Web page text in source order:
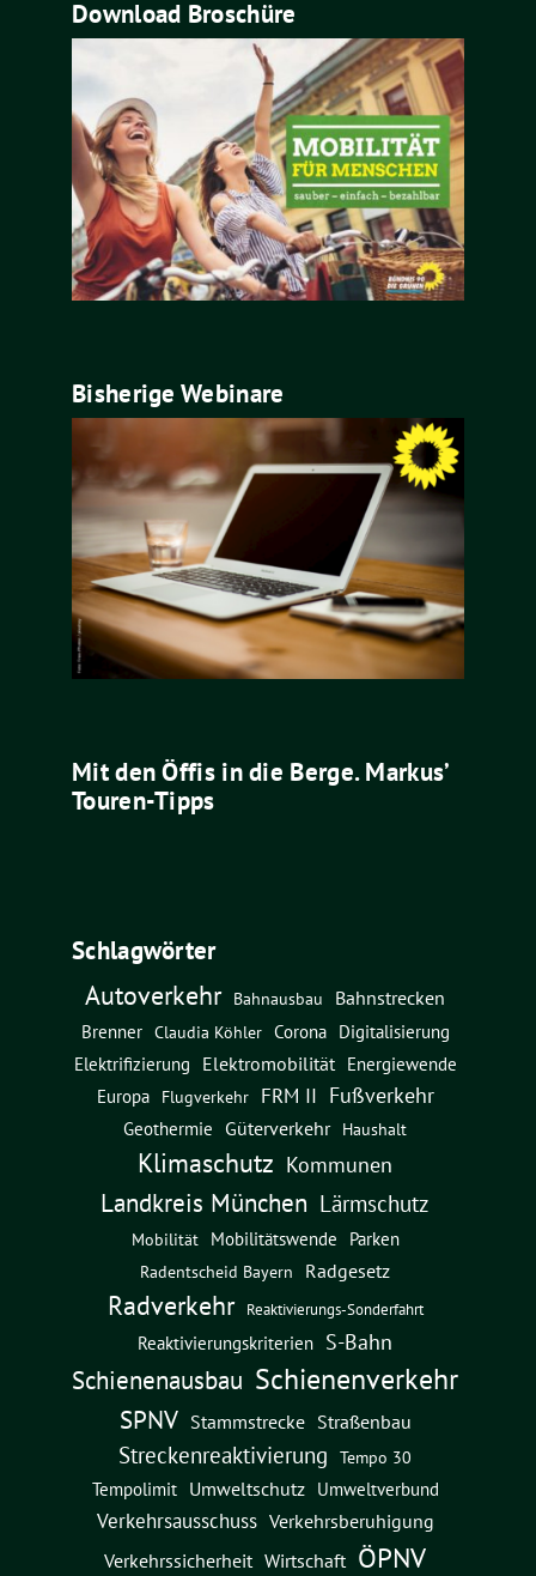
Download Broschüre
Bisherige Webinare
Mit den Öffis in die Berge. Markus’
Touren-Tipps
Schlagwörter
Autoverkehr Bahnausbau
Bahnstrecken
Brenner Claudia Köhler Corona
Digitalisierung
Elektrifizierung
Elektromobilität Energiewende
Europa Flugverkehr FRM II Fußverkehr
Geothermie Güterverkehr Haushalt
Klimaschutz Kommunen
Landkreis München Lärmschutz
Mobilität Mobilitätswende Parken
Radentscheid Bayern Radgesetz
Radverkehr Reaktivierungs-Sonderfahrt
Reaktivierungskriterien S-Bahn
Schienenausbau Schienenverkehr
SPNV Stammstrecke Straßenbau
Streckenreaktivierung Tempo 30
Tempolimit Umweltschutz Umweltverbund
Verkehrsausschuss Verkehrsberuhigung
Verkehrssicherheit Wirtschaft ÖPNV